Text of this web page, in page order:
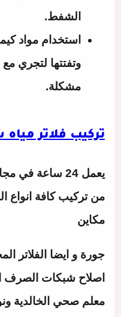
الشفط.
استخدام مواد
وتفتتها لتجري
مشكلة.
تركيب فلاتر
يعمل 24 ساعة
من تركيب كافة انواع
مكاين
جورة و ايضا الفلاتر
اصلاح شبكات الصرف
معلم صحي الخالدية